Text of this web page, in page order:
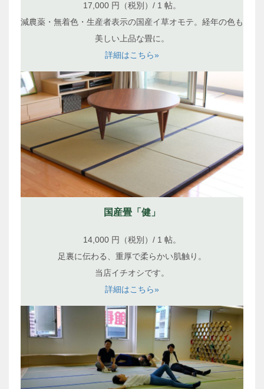
17,000 円（税別）/ 1 帖。
減農薬・無着色・生産者表示の国産イ草オモテ。経年の色も
美しい上品な畳に。
詳細はこちら»
国産畳「健」
14,000 円（税別）/ 1 帖。
足裏に伝わる、重厚で柔らかい肌触り。
当店イチオシです。
詳細はこちら»